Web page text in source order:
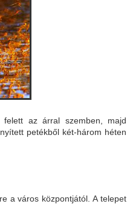
az árral szemben, majd
petékből két-három héten
a város központjától. A telepet